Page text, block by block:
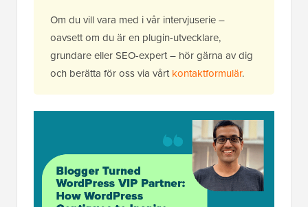
Om du vill vara med i vår intervjuserie –
oavsett om du är en plugin-utvecklare,
grundare eller SEO-expert – hör gärna av dig
och berätta för oss via vårtkontaktformulär.